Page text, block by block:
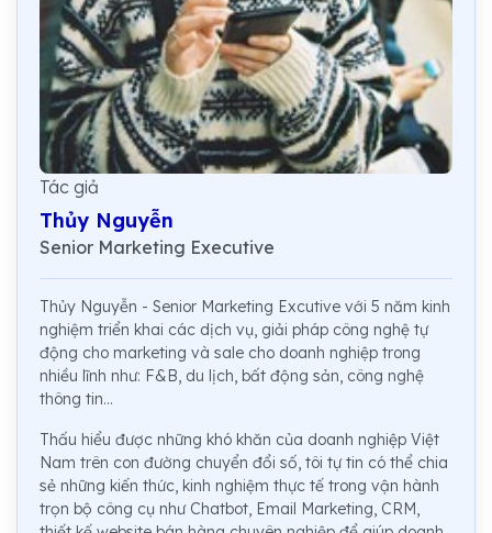
Tác giả
Thủy Nguyễn
Senior Marketing Executive
Thủy Nguyễn - Senior Marketing Excutive với 5 năm kinh
nghiệm triển khai các dịch vụ, giải pháp công nghệ tự
động cho marketing và sale cho doanh nghiệp trong
nhiều lĩnh như: F&B, du lịch, bất động sản, công nghệ
thông tin...
Thấu hiểu được những khó khăn của doanh nghiệp Việt
Nam trên con đường chuyển đổi số, tôi tự tin có thể chia
sẻ những kiến thức, kinh nghiệm thực tế trong vận hành
trọn bộ công cụ như Chatbot, Email Marketing, CRM,